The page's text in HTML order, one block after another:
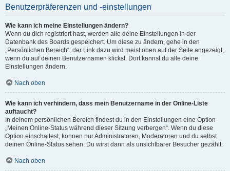
Benutzerpräferenzen und -einstellungen
Wie kann ich meine Einstellungen ändern?
Wenn du dich registriert hast, werden alle deine Einstellungen in der
Datenbank des Boards gespeichert. Um diese zu ändern, gehe in den
„Persönlichen Bereich“; der Link dazu wird meist oben auf der Seite angezeigt,
wenn du auf deinen Benutzernamen klickst. Dort kannst du alle deine
Einstellungen ändern.
Nach oben
Wie kann ich verhindern, dass mein Benutzername in der Online-Liste
auftaucht?
In deinem persönlichen Bereich findest du in den Einstellungen eine Option
„Meinen Online-Status während dieser Sitzung verbergen“. Wenn du diese
Option einschaltest, können nur Administratoren, Moderatoren und du selbst
deinen Online-Status sehen. Du wirst dann als unsichtbarer Besucher gezählt.
Nach oben